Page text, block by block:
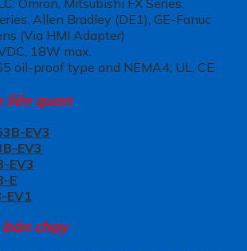
Allen Bradley (DE1), GE-Fanuc
(Via HMI Adapter)
18W max.
oil-proof type and NEMA4; UL, CE
liên quan
EV3
EV3
EV3
E
EV1
chạy